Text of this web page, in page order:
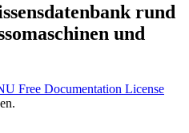
rund
und
Free Documentation License